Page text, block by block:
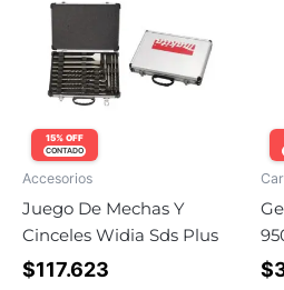
15% OFF
CONTADO
Accesorios
Juego De Mechas Y
Cinceles Widia Sds Plus
$117.623 $